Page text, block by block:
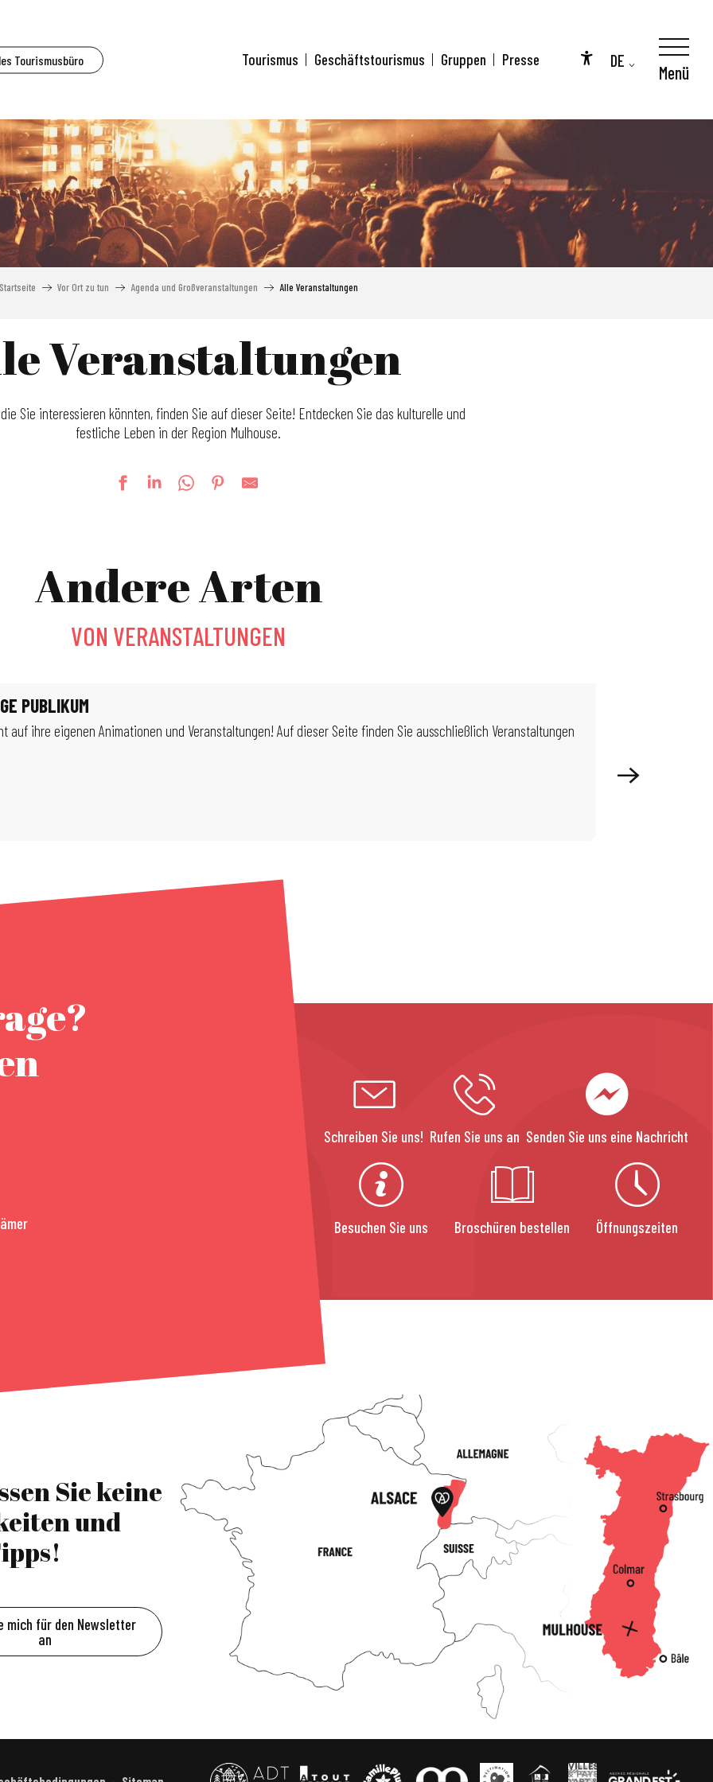
Tourismusbüro
Accessibilité
DE
Tourismus Geschäftstourismus Gruppen Presse
Menü
Startseite Vor Ort zu tun Agenda und Großveranstaltungen Alle Veranstaltungen
Veranstaltungen
Sie interessieren könnten, finden Sie auf dieser Seite! Entdecken Sie das kulturelle und
festliche Leben in der Region Mulhouse.
Andere Arten
VON VERANSTALTUNGEN
PUBLIKUM
auf ihre eigenen Animationen und Veranstaltungen! Auf dieser Seite finden Sie ausschließlich Veranstaltungen
Schreiben Sie uns! Rufen Sie uns an Senden Sie uns eine Nachricht
Besuchen Sie uns Broschüren bestellen Öffnungszeiten
Sie keine
und
mich für den Newsletter
an